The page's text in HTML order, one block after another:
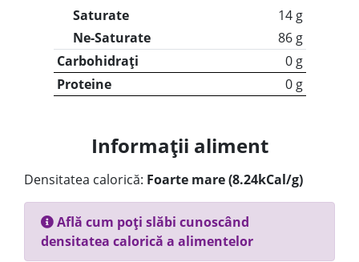
Saturate
14 g
Ne-Saturate
86 g
Carbohidrați
0 g
Proteine
0 g
Informații aliment
Densitatea calorică: Foarte mare (8.24kCal/g)
Află cum poți slăbi cunoscând
densitatea calorică a alimentelor